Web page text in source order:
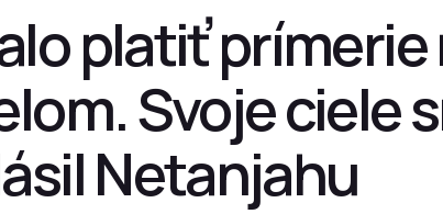
platiť prímerie
Svoje ciele
Netanjahu